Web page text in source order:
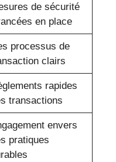
de sécurité
en place
processus de
clairs
rapides
transactions
envers
pratiques